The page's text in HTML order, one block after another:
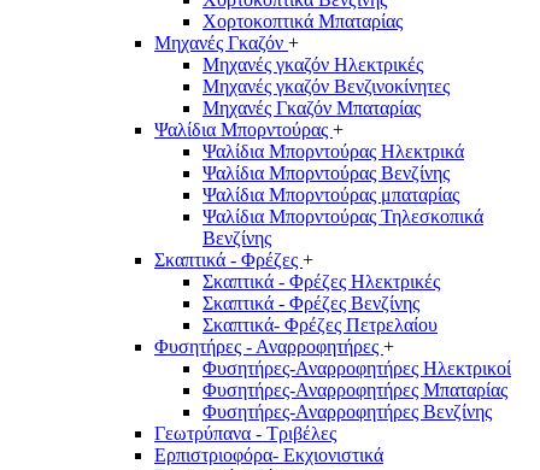
Χορτοκοπτικά Μπαταρίας
Μηχανές Γκαζόν +
Μηχανές γκαζόν Ηλεκτρικές
Μηχανές γκαζόν Βενζινοκίνητες
Μηχανές Γκαζόν Μπαταρίας
Ψαλίδια Μπορντούρας +
Ψαλίδια Μπορντούρας Hλεκτρικά
Ψαλίδια Μπορντούρας Βενζίνης
Ψαλίδια Μπορντούρας μπαταρίας
Ψαλίδια Μπορντούρας Τηλεσκοπικά
Βενζίνης
Σκαπτικά - Φρέζες +
Σκαπτικά - Φρέζες Ηλεκτρικές
Σκαπτικά - Φρέζες Βενζίνης
Σκαπτικά- Φρέζες Πετρελαίου
Φυσητήρες - Αναρροφητήρες +
Φυσητήρες-Αναρροφητήρες Ηλεκτρικοί
Φυσητήρες-Αναρροφητήρες Μπαταρίας
Φυσητήρες-Αναρροφητήρες Βενζίνης
Γεωτρύπανα - Τριβέλες
Ερπιστριοφόρα- Εκχιονιστικά